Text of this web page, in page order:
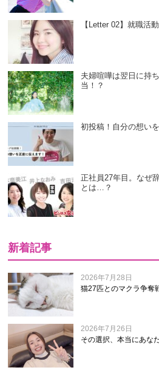
【Letter 02】就職活
夫婦喧嘩は翌日に持
当！？
初投稿！自分の想い
正社員27年目。なぜ
とは…？
新着記事
2026年7月28日
猫27匹とのマクラ争奪
2026年7月26日
その選択、本当にあな